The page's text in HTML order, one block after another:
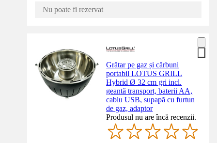
Nu poate fi rezervat
Grătar pe gaz și cărbuni
portabil LOTUS GRILL
Hybrid Ø 32 cm gri incl.
geantă transport, baterii AA,
cablu USB, supapă cu furtun
de gaz, adaptor
Produsul nu are încă recenzii.